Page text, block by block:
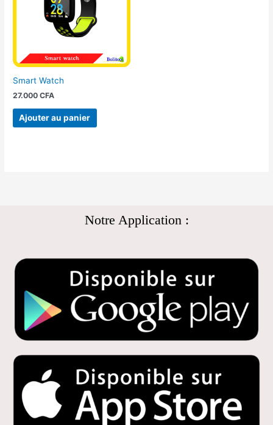
Smart Watch
27.000CFA
Ajouter au panier
Notre Application :